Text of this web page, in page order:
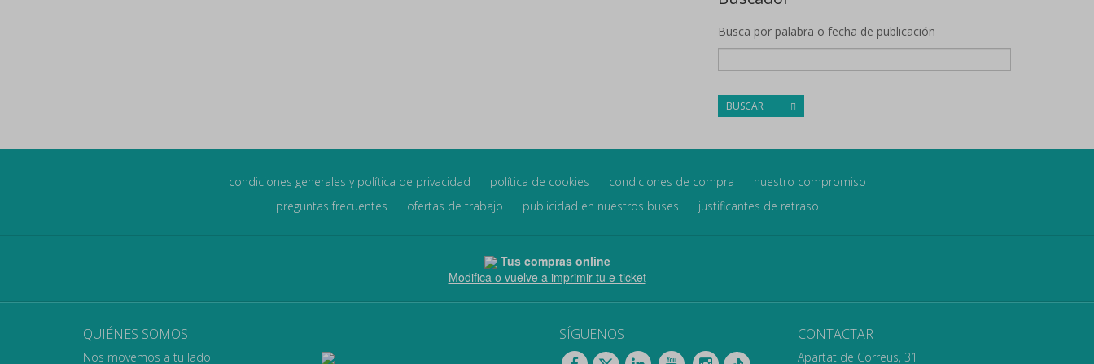
Busca por palabra o fecha de publicación
BUSCAR
condiciones generales y política de privacidad política de cookies condiciones de compra
nuestro compromiso
preguntas frecuentes
ofertas de trabajo publicidad en nuestros buses justificantes de retraso
Tus compras online
Modifica o vuelve a imprimir tu e-ticket
QUIÉNES SOMOS
Nos movemos a tu lado
SÍGUENOS CONTACTAR
Apartat de Correus, 31